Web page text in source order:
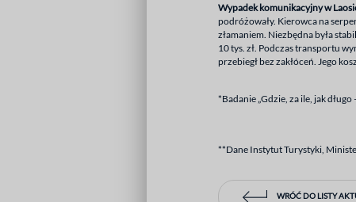
Wypadek komunikacyjny w
podróżowały. Kierowca na
złamaniem. Niezbędna była
10 tys. zł. Podczas transportu
przebiegł bez zakłóceń. Jego
*Badanie „Gdzie, za ile, jak
**Dane Instytut Turystyki,
WRÓĆ DO LISTY